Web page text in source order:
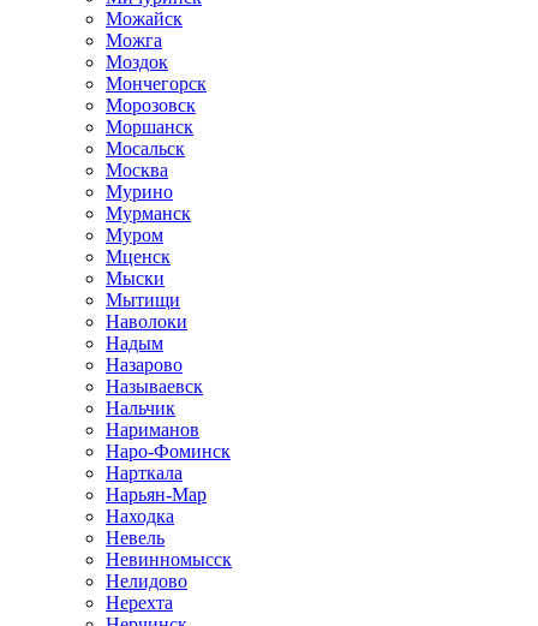
Можайск
Можга
Моздок
Мончегорск
Морозовск
Моршанск
Мосальск
Москва
Мурино
Мурманск
Муром
Мценск
Мыски
Мытищи
Наволоки
Надым
Назарово
Называевск
Нальчик
Нариманов
Наро-Фоминск
Нарткала
Нарьян-Мар
Находка
Невель
Невинномысск
Нелидово
Нерехта